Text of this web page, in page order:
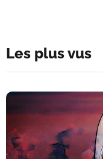
Les plus vus